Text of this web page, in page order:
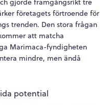
gjorde framgångsrikt tre
företagets förtroende för
trenden. Den stora frågan
att matcha
Marimaca-fyndigheten
mindre, men ändå
potential